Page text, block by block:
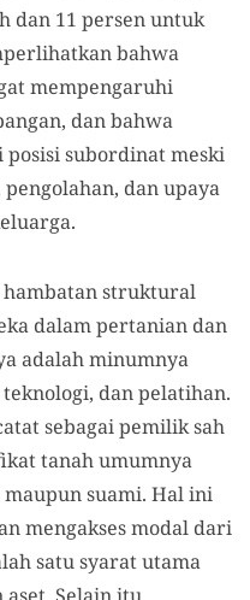
dan 11 persen untuk
bahwa
mempengaruhi
dan bahwa
subordinat meski
dan upaya
struktural
dalam pertanian dan
adalah minumnya
dan pelatihan.
sebagai pemilik sah
tanah umumnya
suami. Hal ini
mengakses modal dari
satu syarat utama